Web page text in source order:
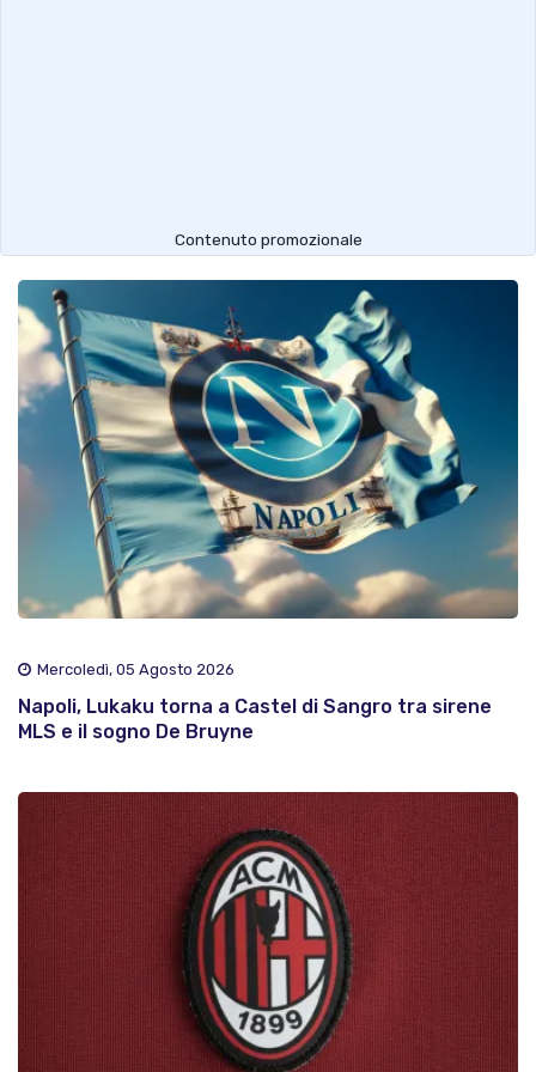
Contenuto promozionale
Mercoledì, 05 Agosto 2026
Napoli, Lukaku torna a Castel di Sangro tra sirene
MLS e il sogno De Bruyne